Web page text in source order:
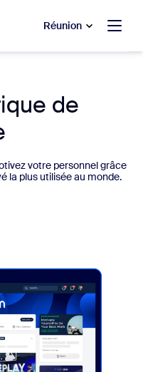
Réunion
de
votre personnel grâce
la plus utilisée au monde.